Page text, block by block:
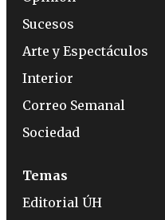
Sucesos
Arte y Espectáculos
Interior
Correo Semanal
Sociedad
Temas
Editorial ÚH